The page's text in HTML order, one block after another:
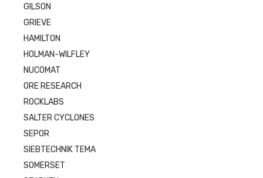
GILSON
GRIEVE
HAMILTON
HOLMAN-WILFLEY
NUCOMAT
ORE RESEARCH
ROCKLABS
SALTER CYCLONES
SEPOR
SIEBTECHNIK TEMA
SOMERSET